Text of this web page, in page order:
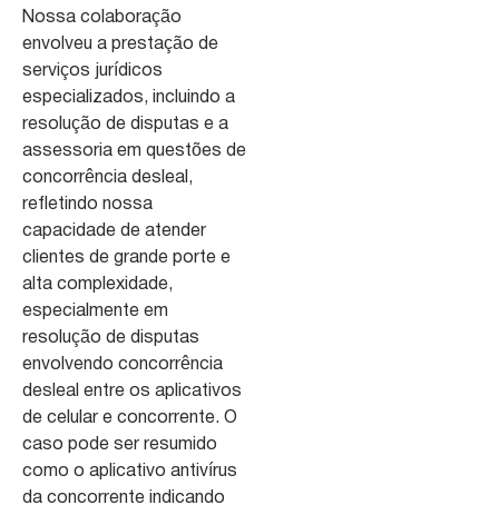
Nossa colaboração
envolveu a prestação de
serviços jurídicos
especializados, incluindo a
resolução de disputas e a
assessoria em questões de
concorrência desleal,
refletindo nossa
capacidade de atender
clientes de grande porte e
alta complexidade,
especialmente em
resolução de disputas
envolvendo concorrência
desleal entre os aplicativos
de celular e concorrente. O
caso pode ser resumido
como o aplicativo antivírus
da concorrente indicando